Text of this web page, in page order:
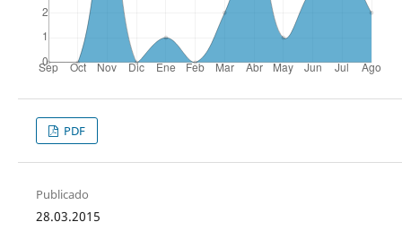
PDF
Publicado
28.03.2015